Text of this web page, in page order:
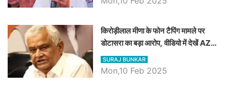
किरोड़ीलाल मीणा के फोन टैपिंग मामले पर
डोटासरा का बड़ा आरोप, वीडियो में देखें AZ
बड़ी खबरें
SURAJ BUNKAR
Mon,10 Feb 2025